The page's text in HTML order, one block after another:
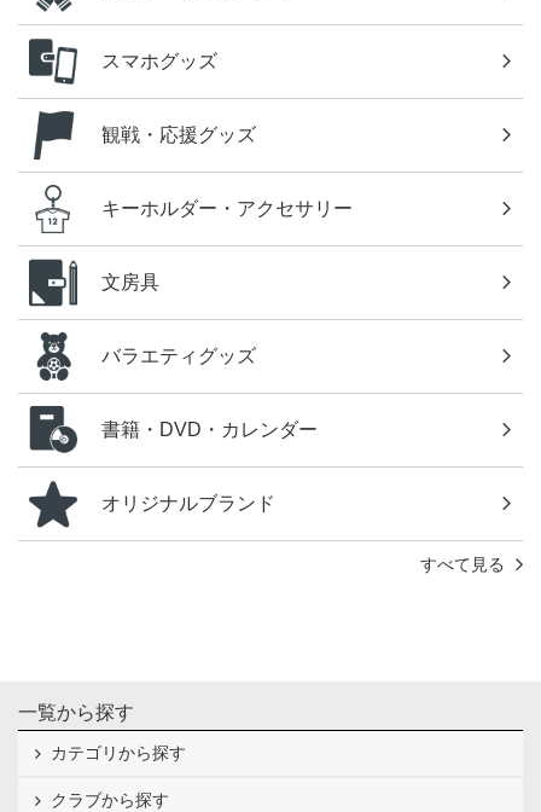
スマホグッズ
観戦・応援グッズ
キーホルダー・アクセサリー
文房具
バラエティグッズ
書籍・DVD・カレンダー
オリジナルブランド
すべて見る
一覧から探す
カテゴリから探す
クラブから探す